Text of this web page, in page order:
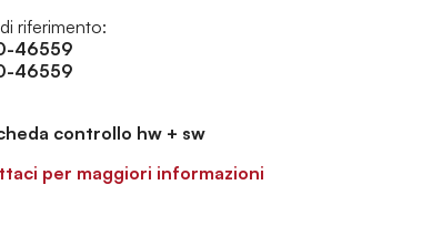
riferimento:
46559
46559
controllo hw + sw
per maggiori informazioni